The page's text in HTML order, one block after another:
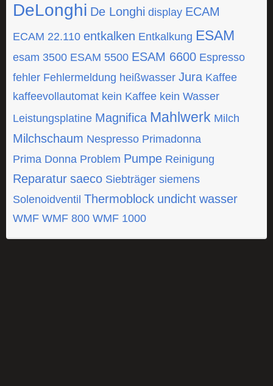
DeLonghi De Longhi display ECAM
ECAM 22.110 entkalken Entkalkung ESAM
esam 3500 ESAM 5500 ESAM 6600 Espresso
fehler Fehlermeldung heißwasser Jura Kaffee
kaffeevollautomat kein Kaffee kein Wasser
Leistungsplatine Magnifica Mahlwerk Milch
Milchschaum Nespresso Primadonna
Prima Donna Problem Pumpe Reinigung
Reparatur saeco Siebträger siemens
Solenoidventil Thermoblock undicht wasser
WMF WMF 800 WMF 1000